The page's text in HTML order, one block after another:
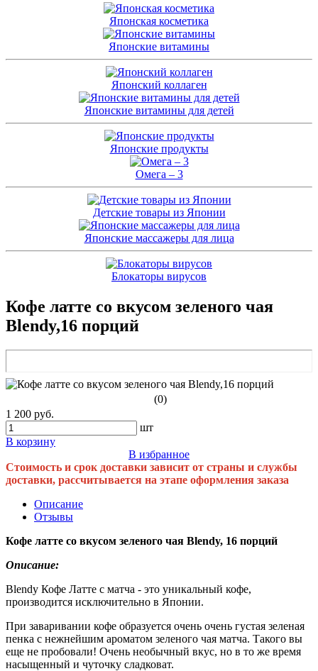
Японская косметика
Японские витамины
Японский коллаген
Японские витамины для детей
Японские продукты
Омега – 3
Детские товары из Японии
Японские массажеры для лица
Блокаторы вирусов
Кофе латте со вкусом зеленого чая
Blendy,16 порций
(0)
1 200 руб.
шт
В корзину
В избранное
Стоимость и срок доставки зависит от страны и службы
доставки, рассчитывается на этапе оформления заказа
Описание
Отзывы
Кофе латте со вкусом зеленого чая Blendy, 16 порций
Описание:
Blendy Кофе Латте с матча - это уникальный кофе,
производится исключительно в Японии.
При заваривании кофе образуется очень очень густая зеленая
пенка с нежнейшим ароматом зеленого чая матча. Такого вы
еще не пробовали! Очень необычный вкус, но в то же время
насыщенный и чуточку сладковат.